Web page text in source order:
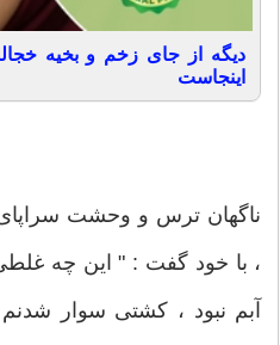
دیگه از جای زخم و بخیه
اینجاست
ناگهان ترس و وحشت
، با خود گفت : " این چه غلطی
آبم نبود ، کشتی سوار